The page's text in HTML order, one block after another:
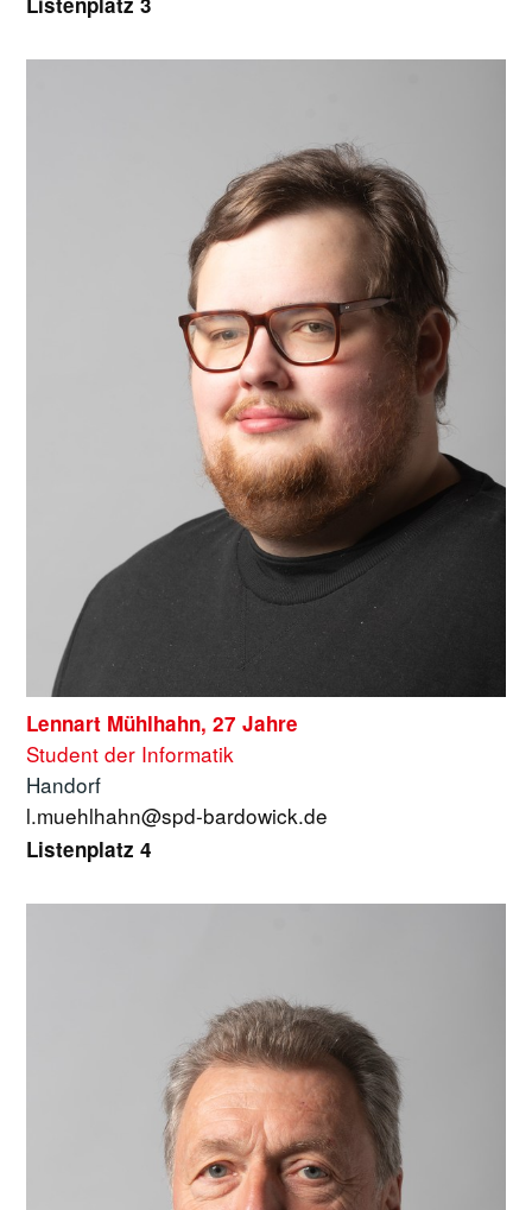
Lennart Mühlhahn, 27 Jahre
Student der Informatik
Handorf
l.muehlhahn@spd-bardowick.de
Listenplatz 4